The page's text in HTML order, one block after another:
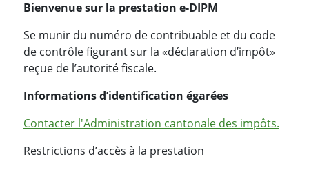
Bienvenue sur la prestation e-DIPM
Se munir du numéro de contribuable et du code
de contrôle figurant sur la «déclaration d’impôt»
reçue de l’autorité fiscale.
Informations d’identification égarées
Contacter l'Administration cantonale des impôts.
Restrictions d’accès à la prestation